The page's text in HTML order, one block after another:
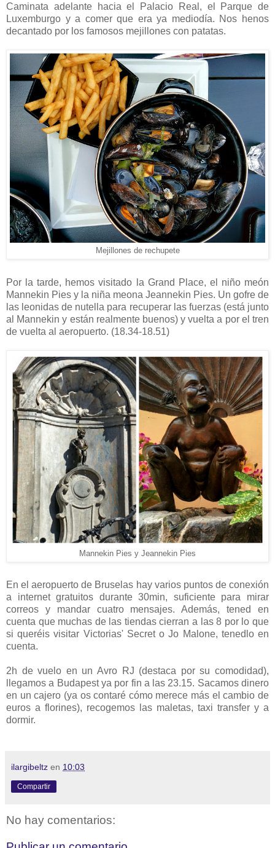
Caminata adelante hacia el Palacio Real, el Parque de
Luxemburgo y a comer que era ya mediodía. Nos henos
decantado por los famosos mejillones con patatas.
Mejillones de rechupete
Por la tarde, hemos visitado la Grand Place, el niño meón
Mannekin Pies y la niña meona Jeannekin Pies. Un gofre de
las leonidas de nutella para recuperar las fuerzas (está junto
al Mannekin y están realmente buenos) y vuelta a por el tren
de vuelta al aeropuerto. (18.34-18.51)
Mannekin Pies y Jeannekin Pies
En el aeropuerto de Bruselas hay varios puntos de conexión
a internet gratuitos durante 30min, suficiente para mirar
correos y mandar cuatro mensajes. Además, tened en
cuenta que muchas de las tiendas cierran a las 8 por lo que
si queréis visitar Victorias' Secret o Jo Malone, tenedlo en
cuenta.
2h de vuelo en un Avro RJ (destaca por su comodidad),
llegamos a Budapest ya por fin a las 23.15. Sacamos dinero
en un cajero (ya os contaré cómo merece más el cambio de
euros a florines), recogemos las maletas, taxi transfer y a
dormir.
ilargibeltz en 10:03
Compartir
No hay comentarios: